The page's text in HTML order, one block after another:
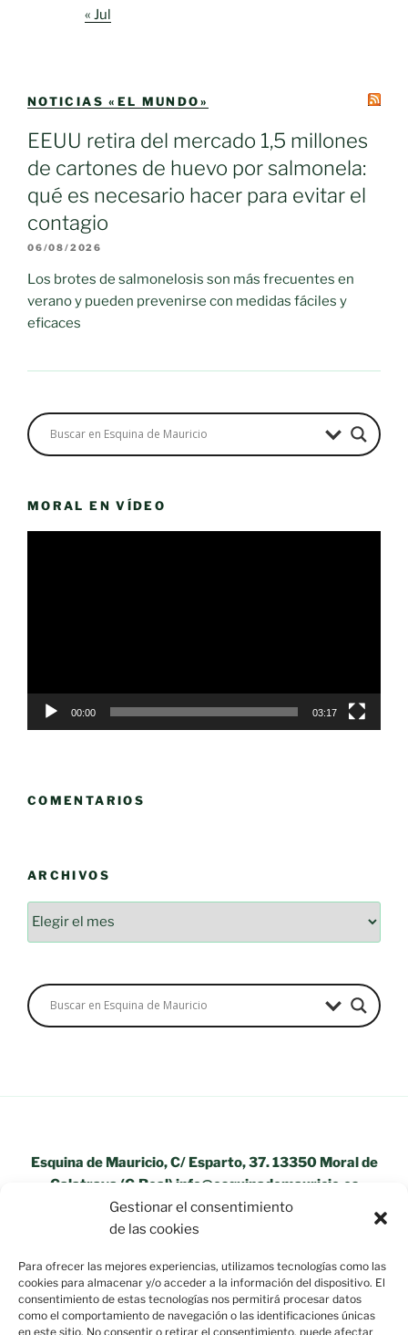
Gestionar el consentimiento
de las cookies
Para ofrecer las mejores experiencias, utilizamos tecnologías como las
cookies para almacenar y/o acceder a la información del dispositivo. El
consentimiento de estas tecnologías nos permitirá procesar datos
como el comportamiento de navegación o las identificaciones únicas
en este sitio. No consentir o retirar el consentimiento, puede afectar
« Jul
NOTICIAS «EL MUNDO»
EEUU retira del mercado 1,5 millones
de cartones de huevo por salmonela:
qué es necesario hacer para evitar el
contagio
06/08/2026
Los brotes de salmonelosis son más frecuentes en
verano y pueden prevenirse con medidas fáciles y
eficaces
MORAL EN VÍDEO
00:00 03:17
COMENTARIOS
ARCHIVOS
Archivos
Esquina de Mauricio, C/ Esparto, 37. 13350 Moral de
Calatrava (C.Real) info@esquinademauricio.es
«Aviso Legal»